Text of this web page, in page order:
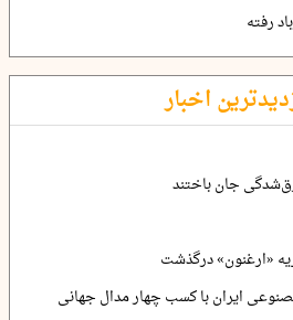
رفته
اخبار
«ارغنون» درگذشت
ایران با کسب چهار مدال جهانی